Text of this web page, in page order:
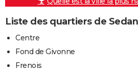
Liste des quartiers de Sedan
Centre
Fond de Givonne
Frenois